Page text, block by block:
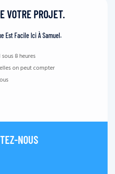
VOTRE PROJET.
Est Facile Ici À Samuel.
8 heures
on peut compter
NOUS